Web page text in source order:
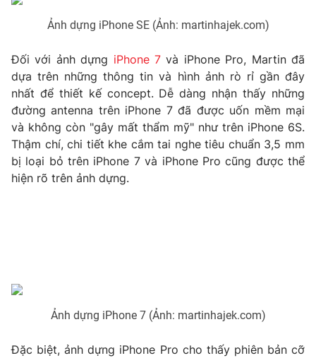
Tư vấn
Chuyên mục khác
Emagazine Podcast
Photo Infographic
Video Shorts video
VTV Money
VTV4
Ảnh dựng iPhone SE (Ảnh: martinhajek.com)
Đối với ảnh dựng iPhone 7 và iPhone Pro, Martin đã
dựa trên những thông tin và hình ảnh rò rỉ gần đây
nhất để thiết kế concept. Dễ dàng nhận thấy những
đường antenna trên iPhone 7 đã được uốn mềm mại
và không còn "gây mất thẩm mỹ" như trên iPhone 6S.
Thậm chí, chi tiết khe cắm tai nghe tiêu chuẩn 3,5 mm
bị loại bỏ trên iPhone 7 và iPhone Pro cũng được thể
hiện rõ trên ảnh dựng.
Ảnh dựng iPhone 7 (Ảnh: martinhajek.com)
Đặc biệt, ảnh dựng iPhone Pro cho thấy phiên bản cỡ